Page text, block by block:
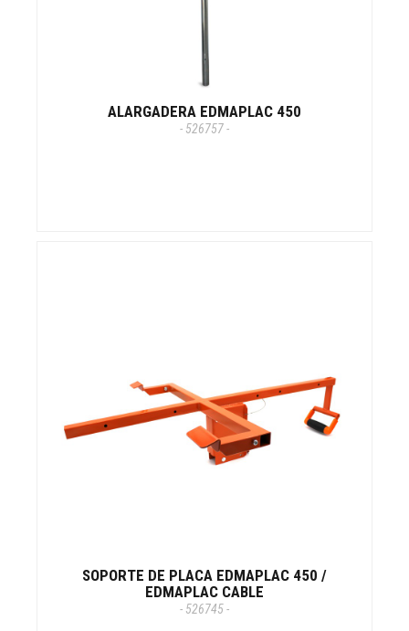
ALARGADERA EDMAPLAC 450
- 526757 -
SOPORTE DE PLACA EDMAPLAC 450 /
EDMAPLAC CABLE
- 526745 -